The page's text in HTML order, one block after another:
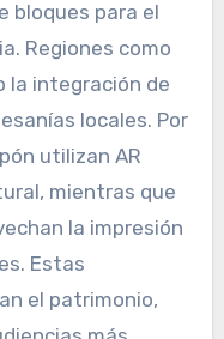
bloques para el
Regiones como
la integración de
locales. Por
utilizan AR
mientras que
la impresión
Estas
el patrimonio,